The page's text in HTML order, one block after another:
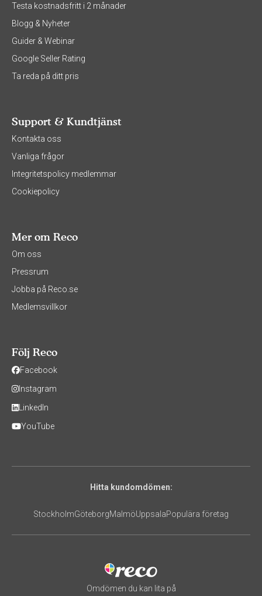
Testa kostnadsfritt i 2 månader
Blogg & Nyheter
Guider & Webinar
Google Seller Rating
Ta reda på ditt pris
Support & Kundtjänst
Kontakta oss
Vanliga frågor
Integritetspolicy medlemmar
Cookiepolicy
Mer om Reco
Om oss
Pressrum
Jobba på Reco.se
Medlemsvillkor
Följ Reco
Facebook
Instagram
LinkedIn
YouTube
Hitta kundomdömen:
StockholmGöteborgMalmöUppsalaPopulära företag
Omdömen du kan lita på